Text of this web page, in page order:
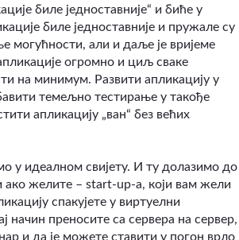
биле једноставније“ и биће у
биле једноставније и пружале су
могућности, али и даље је вријеме
огромно и циљ сваке
на минимум. Развити апликацију у
темељно тестирање у такође
апликацију „ван“ без већих
у идеалном свијету. И ту долазимо до
ако желите – start-up-а, који вам жели
спакујете у виртуелни
начин преносите са сервера на сервер,
и да је можете ставити у погон врло